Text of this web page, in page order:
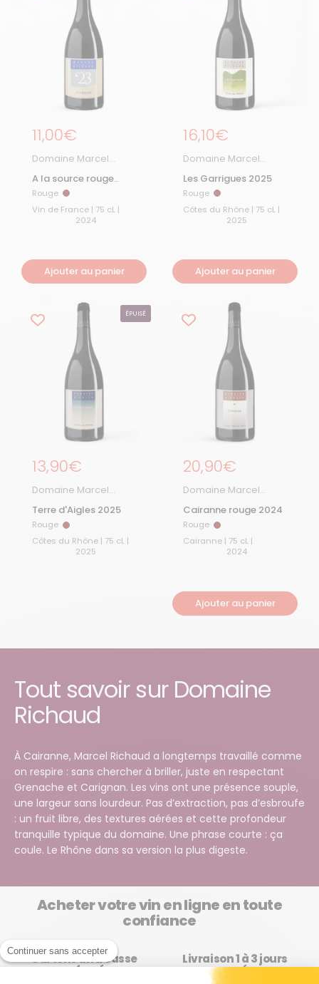
Continuer sans accepter
Prix régulier
11,00€
Domaine Marcel
A la source rouge
2025
Rouge Rouge
Vin de France | 75 cL |
2024
Ajouter au panier
Prix régulier
16,10€
Domaine Marcel
Les Garrigues 2025
Rouge Rouge
Côtes du Rhône | 75 cL |
2025
Ajouter au panier
ÉPUISÉ
Prix régulier
13,90€
Domaine Marcel
Richaud
Terre d'Aigles 2025
Rouge Rouge
Côtes du Rhône | 75 cL |
2025
Prix régulier
20,90€
Domaine Marcel
Cairanne rouge 2024
Rouge Rouge
Cairanne | 75 cL |
2024
Ajouter au panier
Tout savoir sur Domaine
Richaud
À Cairanne, Marcel Richaud a longtemps travaillé comme
on respire : sans chercher à briller, juste en respectant
Grenache et Carignan. Les vins ont une présence souple,
une largeur sans lourdeur. Pas d’extraction, pas d’esbroufe
: un fruit libre, des textures aérées et cette profondeur
tranquille typique du domaine. Une phrase courte : ça
coule. Le Rhône dans sa version la plus digeste.
Acheter votre vin en ligne en toute
confiance
Cartons anti casse
renforcés
Livraison 1 à 3 jours
ouvrés